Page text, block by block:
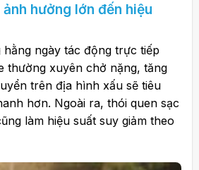
hưởng lớn đến hiệu
hằng ngày tác động trực tiếp
thường xuyên chở nặng, tăng
trên địa hình xấu sẽ tiêu
hơn. Ngoài ra, thói quen sạc
làm hiệu suấtsuy giảm theo